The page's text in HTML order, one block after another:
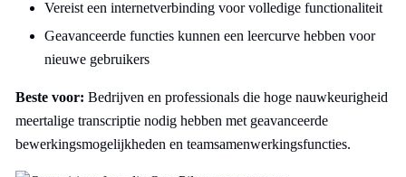
Vereist een internetverbinding voor volledige functionaliteit
Geavanceerde functies kunnen een leercurve hebben voor
nieuwe gebruikers
Beste voor: Bedrijven en professionals die hoge nauwkeurigheid
meertalige transcriptie nodig hebben met geavanceerde
bewerkingsmogelijkheden en teamsamenwerkingsfuncties.